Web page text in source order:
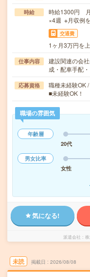
時給
時給1300円
×4週 ※月収例
交通費
1ヶ月3万円を
仕事内容
建設関連の会
成・配車手配
応募資格
職種未経験OK
■未経験OK！
職場の雰囲気
年齢層
20代
男女比率
女性
気になる!
派遣会社
未読 掲載日 2026/08/08